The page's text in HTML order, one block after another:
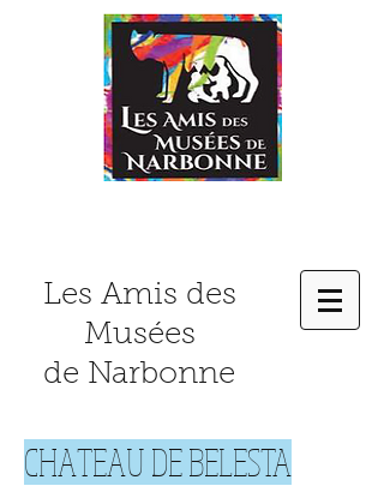
Les Amis des
Musées
de Narbonne
CHATEAU DE BELESTA